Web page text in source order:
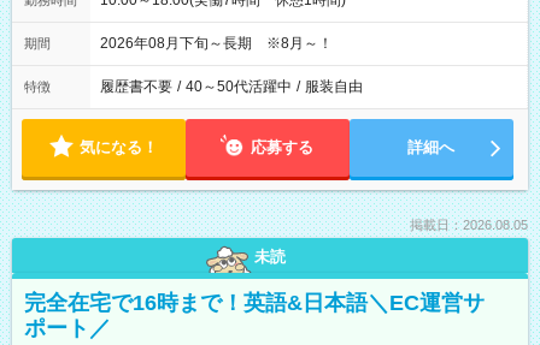
期間 2026年08月下旬～長期 ※8月～！
特徴 履歴書不要 / 40～50代活躍中 / 服装自由
気になる！ 応募する 詳細へ
掲載日：2026.08.05
未読
完全在宅で16時まで！英語&日本語＼EC運営サ
ポート／